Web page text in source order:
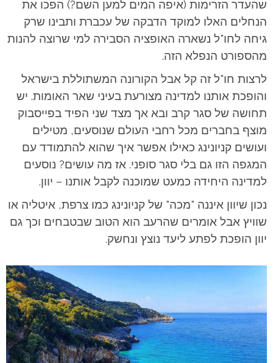
שהעדר הזרימות (איפה המים למען השם?) הפכו את
הנחלים האלו למוקד הדבקה של עכברת ותבינו שרק
גיחה לחו"ל נשארה האופציה הסבירה למי שרוצה להנות
מהספורט הנפלא הזה.
לרצות חו"ל זה קל אבל הקורונה המשתוללת בישראל
והופכת אותנו למדינה מצורעת בעיני שאר האומות. יש
תחושה של סגר קרב ובא אך מצד שני הפיד בפייסבוק
מוצף בחברים מכל רחבי העולם שנוסעים, מטילים
ועושים קניונינג כאילו אפשר איך שהוא להתמודד עם
המגפה הזו גם בלי סגר סופני. אז מה עושים? נוסעים
למדינה היחידה כמעט שמוכנה לקבל אותנו – יוון.
נכון שיוון איננה "מכה" של קניונינג כמו צרפת, איטליה או
שוויץ אבל אומרים שהרעב הוא הטוב שבטבחים וכך גם
יוון הופכת לפתע ליעד נוצץ ונחשק.